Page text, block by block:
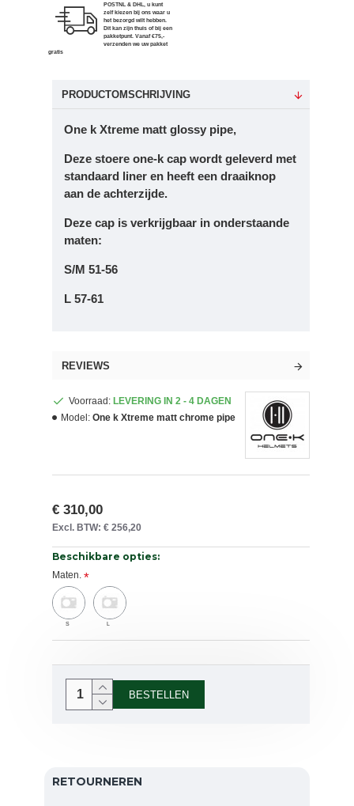
POSTNL & DHL, u kunt
zelf kiezen bij ons waar u
het bezorgd wilt hebben.
Dit kan zijn thuis of bij een
pakketpunt. Vanaf €75,-
verzenden we uw pakket
gratis
PRODUCTOMSCHRIJVING
One k Xtreme matt glossy pipe,
Deze stoere one-k cap wordt geleverd met
standaard liner en heeft een draaiknop
aan de achterzijde.
Deze cap is verkrijgbaar in onderstaande
maten:
S/M 51-56
L 57-61
REVIEWS
Voorraad: LEVERING IN 2 - 4 DAGEN
Model: One k Xtreme matt chrome pipe
€ 310,00
Excl. BTW: € 256,20
Beschikbare opties:
Maten.
S L
BESTELLEN
RETOURNEREN